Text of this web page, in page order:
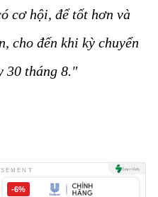
cơ hội, để tốt hơn và
cho đến khi kỳ chuyển
30 tháng 8."
-6%